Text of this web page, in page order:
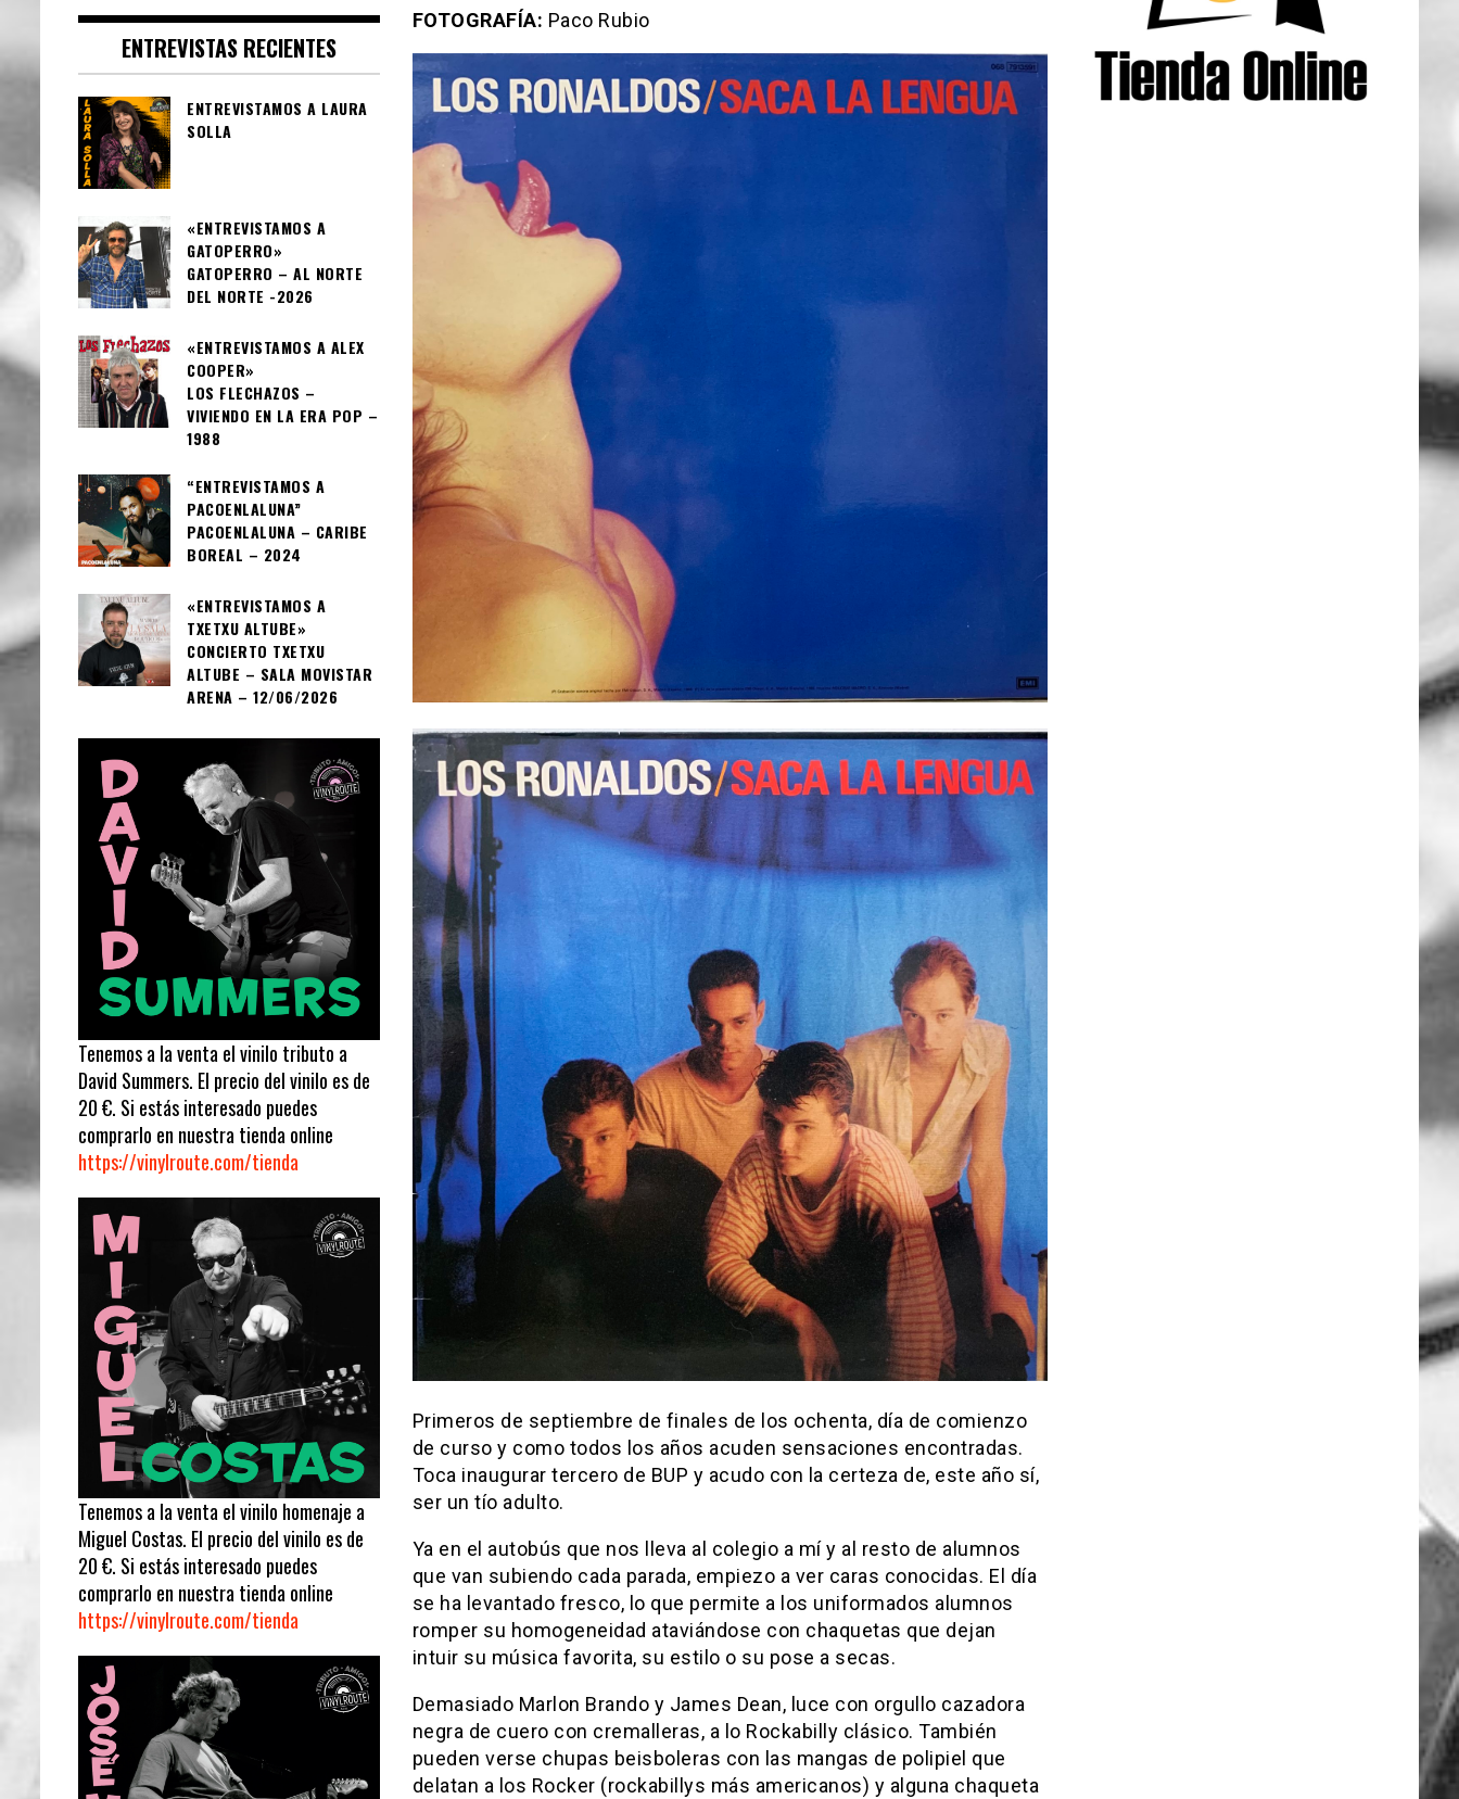
FOTOGRAFÍA: Paco Rubio
Primeros de septiembre de finales de los ochenta, día de comienzo
de curso y como todos los años acuden sensaciones encontradas.
Toca inaugurar tercero de BUP y acudo con la certeza de, este año sí,
ser un tío adulto.
Ya en el autobús que nos lleva al colegio a mí y al resto de alumnos
que van subiendo cada parada, empiezo a ver caras conocidas. El día
se ha levantado fresco, lo que permite a los uniformados alumnos
romper su homogeneidad ataviándose con chaquetas que dejan
intuir su música favorita, su estilo o su pose a secas.
Demasiado Marlon Brando y James Dean, luce con orgullo cazadora
negra de cuero con cremalleras, a lo Rockabilly clásico. También
pueden verse chupas beisboleras con las mangas de polipiel que
delatan a los Rocker (rockabillys más americanos) y alguna chaqueta
ENTREVISTAS RECIENTES
ENTREVISTAMOS A LAURA
SOLLA
«ENTREVISTAMOS A
GATOPERRO»
GATOPERRO – AL NORTE
DEL NORTE -2026
«ENTREVISTAMOS A ALEX
COOPER»
LOS FLECHAZOS –
VIVIENDO EN LA ERA POP –
1988
“ENTREVISTAMOS A
PACOENLALUNA”
PACOENLALUNA – CARIBE
BOREAL – 2024
«ENTREVISTAMOS A
TXETXU ALTUBE»
CONCIERTO TXETXU
ALTUBE – SALA MOVISTAR
ARENA – 12/06/2026
Tenemos a la venta el vinilo tributo a
David Summers. El precio del vinilo es de
20 €. Si estás interesado puedes
comprarlo en nuestra tienda online
https://vinylroute.com/tienda
Tenemos a la venta el vinilo homenaje a
Miguel Costas. El precio del vinilo es de
20 €. Si estás interesado puedes
comprarlo en nuestra tienda online
https://vinylroute.com/tienda